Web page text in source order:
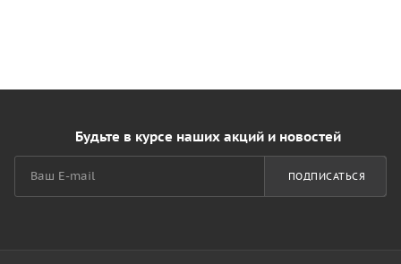
Будьте в курсе наших акций и новостей
ПОДПИСАТЬСЯ